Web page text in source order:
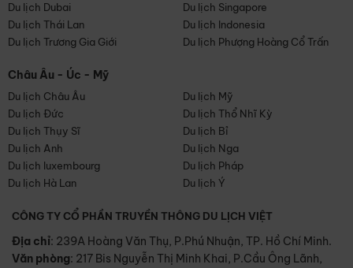
Du lịch Dubai
Du lịch Singapore
Du lịch Thái Lan
Du lịch Indonesia
Du lịch Trương Gia Giới
Du lịch Phượng Hoàng Cổ Trấn
Châu Âu - Úc - Mỹ
Du lịch Châu Âu
Du lịch Mỹ
Du lịch Đức
Du lịch Thổ Nhĩ Kỳ
Du lịch Thụy Sĩ
Du lịch Bỉ
Du lịch Anh
Du lịch Nga
Du lịch luxembourg
Du lịch Pháp
Du lịch Hà Lan
Du lịch Ý
CÔNG TY CỔ PHẦN TRUYỀN THÔNG DU LỊCH VIỆT
Địa chỉ: 239A Hoàng Văn Thụ, P.Phú Nhuận, TP. Hồ Chí Minh.
Văn phòng: 217 Bis Nguyễn Thị Minh Khai, P.Cầu Ông Lãnh,